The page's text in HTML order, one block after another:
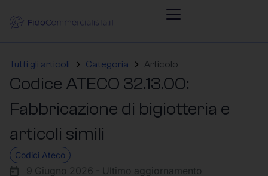
Tutti gli articoli Categoria Articolo
Codice ATECO 32.13.00:
Fabbricazione di bigiotteria e
articoli simili
Codici Ateco
9 Giugno 2026 - Ultimo aggiornamento